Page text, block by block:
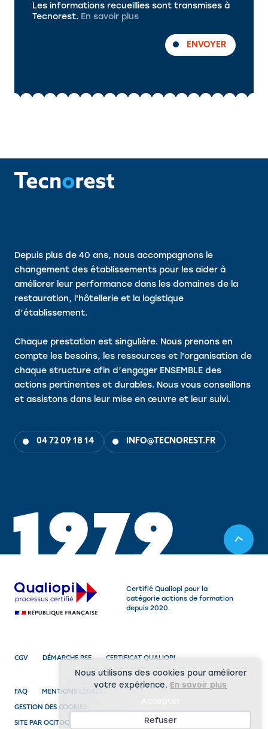
Nous utilisons des cookies pour améliorer
votre expérience. En savoir plus
Refuser
Les informations recueillies sont transmises à
Tecnorest. En savoir plus
ENVOYER
Depuis plus de 40 ans, nous accompagnons le
changement des établissements pour les aider à
améliorer leur performance dans les domaines de la
restauration, l'hôtellerie et la logistique
d’établissement.
Chaque prestation est singulière. Nous prenons en
compte les besoins, les ressources et l'organisation de
chaque structure afin d’engager ENSEMBLE des
actions pertinentes et durables. Nous vous conseillons
et assistons dans leur mise en œuvre et leur suivi.
04 72 09 18 14 INFO@TECNOREST.FR
1979
Certifié Qualiopi pour la
catégorie actions de formation
depuis 2020.
CGV DÉMARCHE RSE CERTIFICAT QUALIOPI
FAQ MENTIONS LÉGALES
GESTION DES COOKIES
SITE PAR OCITOCINE